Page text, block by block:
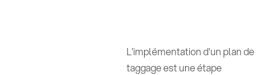
L'implémentation d'un plan de
taggage est une étape